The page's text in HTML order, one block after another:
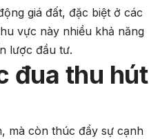
giá đất, đặc biệt ở các
vực này nhiều khả năng
lược đầu tư.
đua thu hút
mà còn thúc đẩy sự cạnh